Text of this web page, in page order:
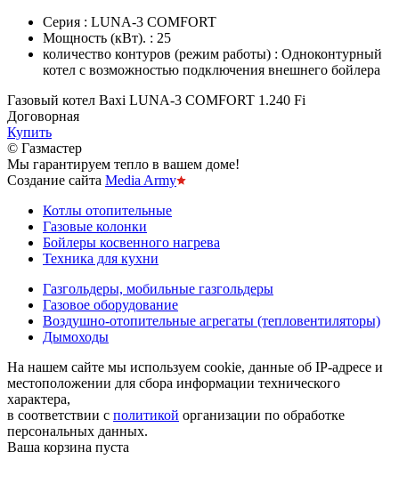
Серия : LUNA-3 COMFORT
Мощность (кВт). : 25
количество контуров (режим работы) : Одноконтурный
котел с возможностью подключения внешнего бойлера
Газовый котел Baxi LUNA-3 COMFORT 1.240 Fi
Договорная
Купить
© Газмастер
Мы гарантируем тепло в вашем доме!
Создание сайта Media Army
Котлы отопительные
Газовые колонки
Бойлеры косвенного нагрева
Техника для кухни
Газгольдеры, мобильные газгольдеры
Газовое оборудование
Воздушно-отопительные агрегаты (тепловентиляторы)
Дымоходы
На нашем сайте мы используем cookie, данные об IP-адресе и
местоположении для сбора информации технического
характера,
в соответствии с политикой организации по обработке
персональных данных.
Ваша корзина пуста